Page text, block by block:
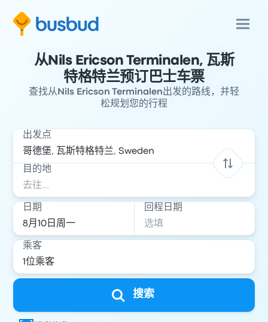
从Nils Ericson Terminalen, 瓦斯
特格特兰预订巴士车票
查找从Nils Ericson Terminalen出发的路线，并轻
松规划您的行程
出发点
目的地
日期 回程日期
乘客
搜索